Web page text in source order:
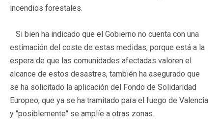
incendios forestales.
Si bien ha indicado que el Gobierno no cuenta con una
estimación del coste de estas medidas, porque está a la
espera de que las comunidades afectadas valoren el
alcance de estos desastres, también ha asegurado que
se ha solicitado la aplicación del Fondo de Solidaridad
Europeo, que ya se ha tramitado para el fuego de Valencia
y "posiblemente" se amplíe a otras zonas.